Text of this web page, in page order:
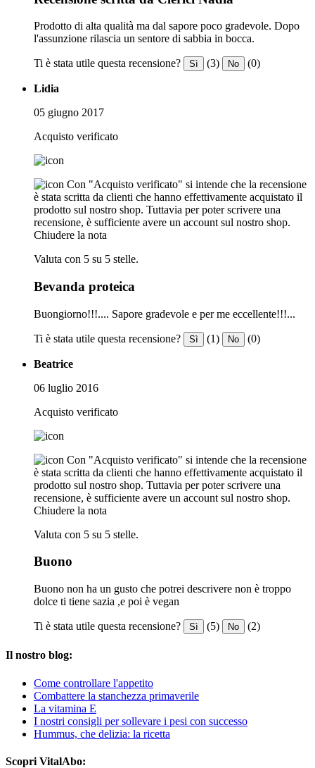
Prodotto di alta qualità ma dal sapore poco gradevole. Dopo
l'assunzione rilascia un sentore di sabbia in bocca.
Ti è stata utile questa recensione? Sì (3) No (0)
Lidia
05 giugno 2017
Acquisto verificato
Con "Acquisto verificato" si intende che la recensione
è stata scritta da clienti che hanno effettivamente acquistato il
prodotto sul nostro shop. Tuttavia per poter scrivere una
recensione, è sufficiente avere un account sul nostro shop.
Chiudere la nota
Valuta con 5 su 5 stelle.
Bevanda proteica
Buongiorno!!!.... Sapore gradevole e per me eccellente!!!...
Ti è stata utile questa recensione? Sì (1) No (0)
Beatrice
06 luglio 2016
Acquisto verificato
Con "Acquisto verificato" si intende che la recensione
è stata scritta da clienti che hanno effettivamente acquistato il
prodotto sul nostro shop. Tuttavia per poter scrivere una
recensione, è sufficiente avere un account sul nostro shop.
Chiudere la nota
Valuta con 5 su 5 stelle.
Buono
Buono non ha un gusto che potrei descrivere non è troppo
dolce ti tiene sazia ,e poi è vegan
Ti è stata utile questa recensione? Sì (5) No (2)
Il nostro blog:
Come controllare l'appetito
Combattere la stanchezza primaverile
La vitamina E
I nostri consigli per sollevare i pesi con successo
Hummus, che delizia: la ricetta
Scopri VitalAbo: